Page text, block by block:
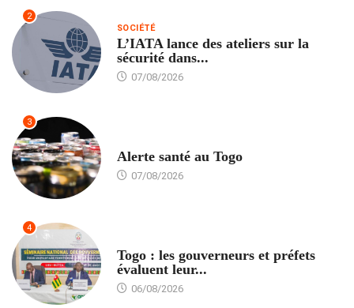
2
SOCIÉTÉ
L’IATA lance des ateliers sur la
sécurité dans...
07/08/2026
3
Alerte santé au Togo
07/08/2026
4
Togo : les gouverneurs et préfets
évaluent leur...
06/08/2026